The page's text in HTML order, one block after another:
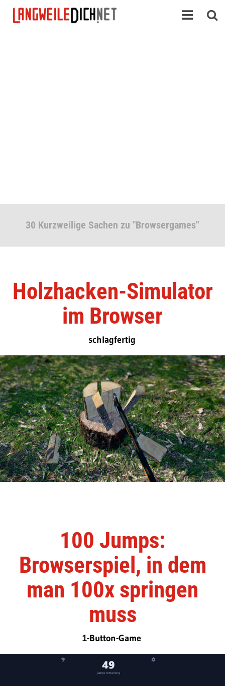
30 Kurzweilige Sachen zu "Browsergames"
Holzhacken-Simulator
im Browser
schlagfertig
100 Jumps:
Browserspiel, in dem
man 100x springen
muss
1-Button-Game